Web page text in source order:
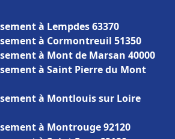
à Lempdes 63370
à Cormontreuil 51350
à Mont de Marsan 40000
à Saint Pierre du Mont
à Montlouis sur Loire
à Montrouge 92120